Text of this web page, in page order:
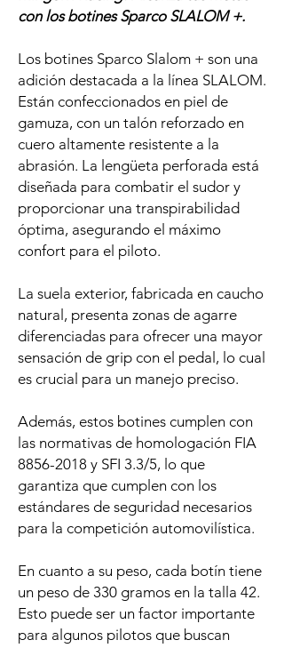
con los botines Sparco SLALOM +.
Los botines Sparco Slalom + son una
adición destacada a la línea SLALOM.
Están confeccionados en piel de
gamuza, con un talón reforzado en
cuero altamente resistente a la
abrasión. La lengüeta perforada está
diseñada para combatir el sudor y
proporcionar una transpirabilidad
óptima, asegurando el máximo
confort para el piloto.
La suela exterior, fabricada en caucho
natural, presenta zonas de agarre
diferenciadas para ofrecer una mayor
sensación de grip con el pedal, lo cual
es crucial para un manejo preciso.
Además, estos botines cumplen con
las normativas de homologación FIA
8856-2018 y SFI 3.3/5, lo que
garantiza que cumplen con los
estándares de seguridad necesarios
para la competición automovilística.
En cuanto a su peso, cada botín tiene
un peso de 330 gramos en la talla 42.
Esto puede ser un factor importante
para algunos pilotos que buscan